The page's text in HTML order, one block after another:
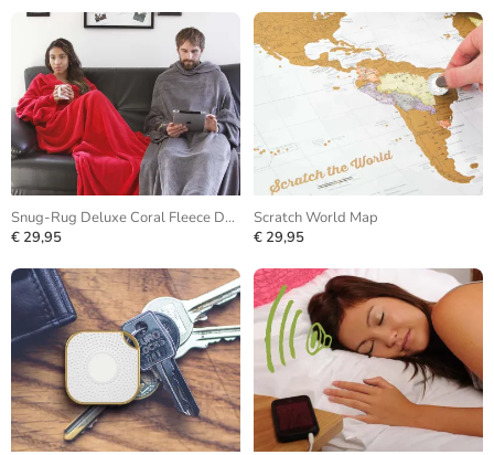
Snug-Rug Deluxe Coral Fleece Deken
€ 29,95
Scratch World Map
€ 29,95